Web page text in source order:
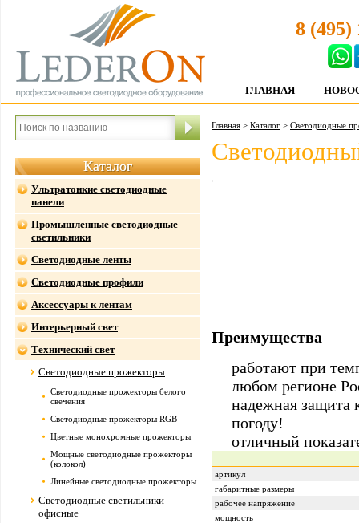
8 (495)
ГЛАВНАЯ
Каталог
Ультратонкие светодиодные
панели
Промышленные светодиодные
светильники
Светодиодные ленты
Светодиодные профили
Аксессуары к лентам
Интерьерный свет
Технический свет
Светодиодные прожекторы
Светодиодные прожекторы белого
свечения
Светодиодные прожекторы RGB
Цветные монохромные прожекторы
Мощные светодиодные прожекторы
(колокол)
Линейные светодиодные прожекторы
Светодиодные светильники
офисные
Главная > Каталог > Светодиодные
Преимущества
работают при
любом регионе
надежная защита
погоду!
отличный
артикул
габаритные размеры
рабочее напряжение
мощность